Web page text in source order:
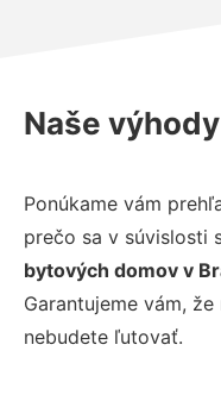
Naše výhody
Ponúkame vám
prečo sa v súvislosti
bytových domov v
Garantujeme vám,
nebudete ľutovať.